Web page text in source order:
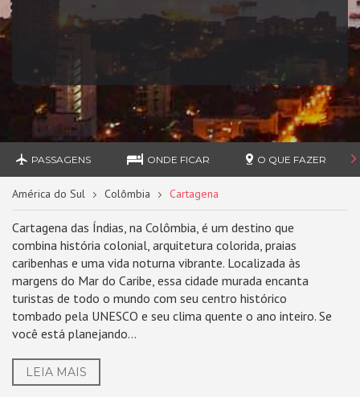
PASSAGENS ONDE FICAR O QUE FAZER
América do Sul Colômbia Cartagena
Cartagena das Índias, na Colômbia, é um destino que
combina história colonial, arquitetura colorida, praias
caribenhas e uma vida noturna vibrante. Localizada às
margens do Mar do Caribe, essa cidade murada encanta
turistas de todo o mundo com seu centro histórico
tombado pela UNESCO e seu clima quente o ano inteiro. Se
você está planejando...
LEIA MAIS